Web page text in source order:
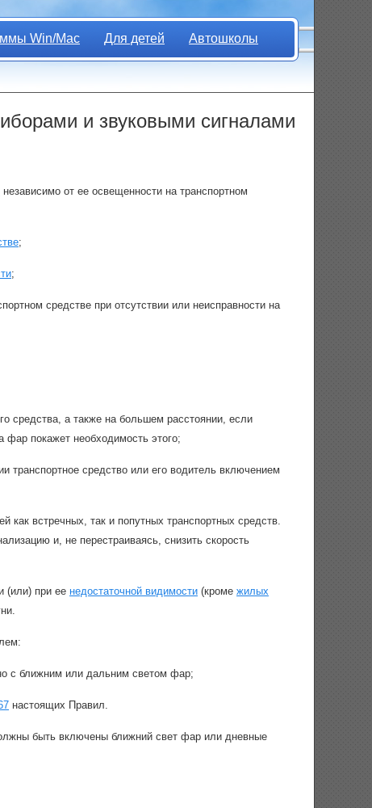
Win/Mac Для детей Автошколы
и звуковыми сигналами
независимо от ее освещенности на транспортном
;
;
средстве при отсутствии или неисправности на
средства, а также на большем расстоянии, если
фар покажет необходимость этого;
средство или его водитель включением
встречных, так и попутных транспортных средств.
и, не перестраиваясь, снизить скорость
(или) при ее недостаточной видимости (кроме жилых
с ближним или дальним светом фар;
настоящих Правил.
быть включены ближний свет фар или дневные